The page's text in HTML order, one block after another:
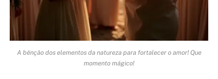
A bênção dos elementos da natureza para fortalecer o amor! Que
momento mágico!